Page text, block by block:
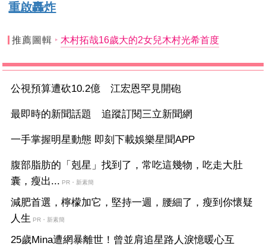
重啟轟炸
推薦圖輯 木村拓哉16歲大的2女兒木村光希首度
公視預算遭砍10.2億 江宏恩罕見開砲
最即時的新聞話題 追蹤訂閱三立新聞網
一手掌握明星動態 即刻下載娛樂星聞APP
腹部脂肪的「剋星」找到了，常吃這幾物，吃走大肚
囊，瘦出... PR・新素簡
減肥首選，檸檬加它，堅持一週，腰細了，瘦到你懷疑
人生 PR・新素簡
25歲Mina遭網暴離世！曾並肩追星路人淚憶暖心互